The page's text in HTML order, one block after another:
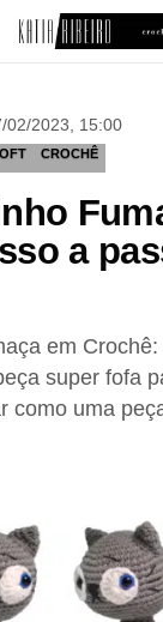
02/2023, 15:00
CROCHÊ
a
em
super fofa
como uma